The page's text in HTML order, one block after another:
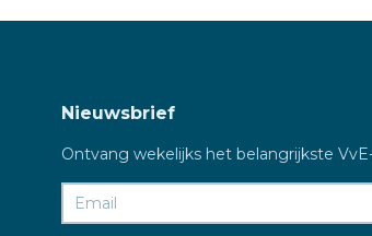
Nieuwsbrief
Ontvang wekelijks het belangrijkste